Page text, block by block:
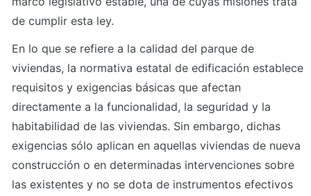
de cumplir esta ley.
En lo que se refiere a la calidad del parque de
viviendas, la normativa estatal de edificación establece
requisitos y exigencias básicas que afectan
directamente a la funcionalidad, la seguridad y la
habitabilidad de las viviendas. Sin embargo, dichas
exigencias sólo aplican en aquellas viviendas de nueva
construcción o en determinadas intervenciones sobre
las existentes y no se dota de instrumentos efectivos